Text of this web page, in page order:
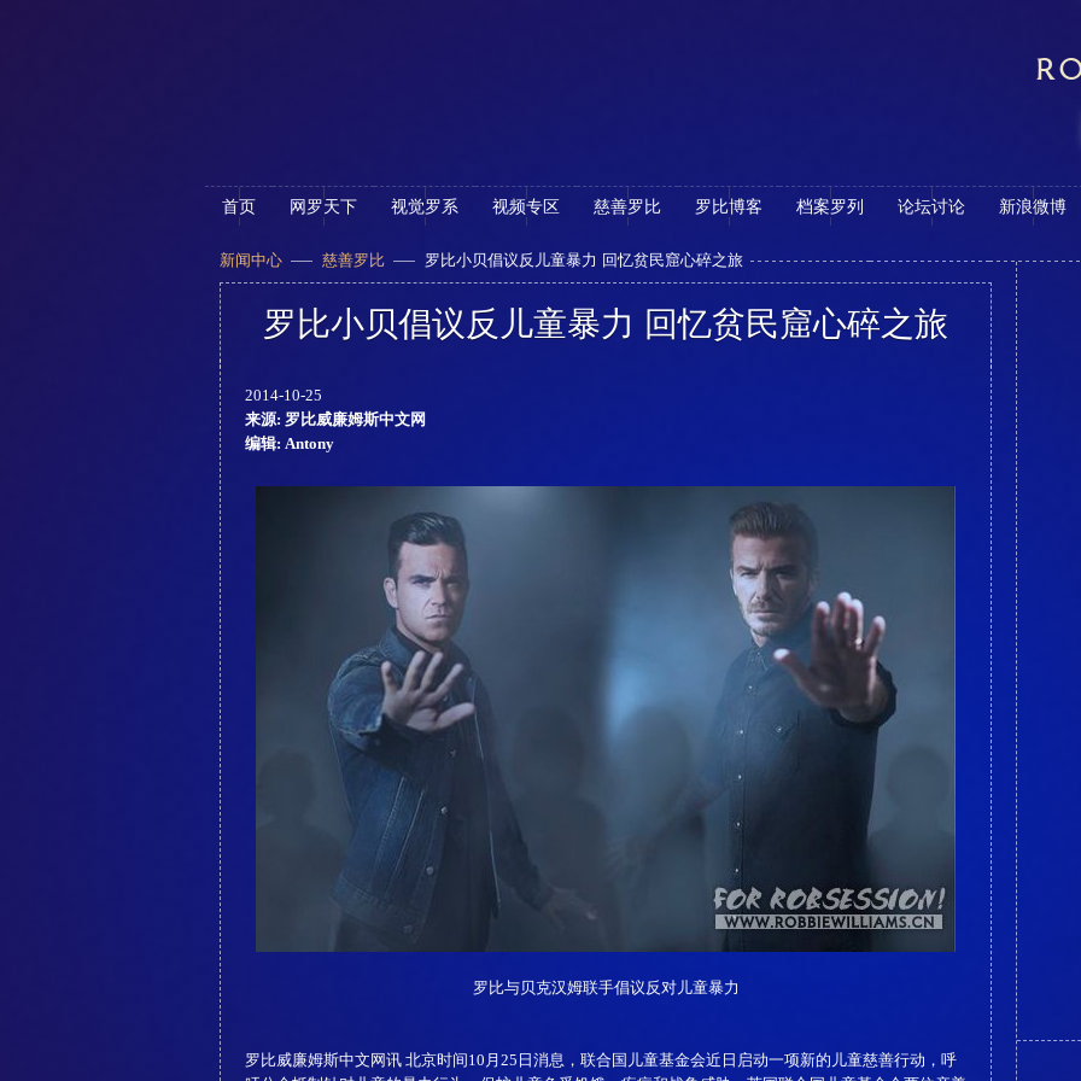
首页 网罗天下 视觉罗系 视频专区 慈善罗比 罗比博客 档案罗列 论坛讨论 新浪微博
新闻中心 慈善罗比 罗比小贝倡议反儿童暴力 回忆贫民窟心碎之旅
罗比小贝倡议反儿童暴力 回忆贫民窟心碎之旅
2014-10-25
来源: 罗比威廉姆斯中文网
编辑: Antony
罗比与贝克汉姆联手倡议反对儿童暴力
罗比威廉姆斯中文网讯 北京时间10月25日消息，联合国儿童基金会近日启动一项新的儿童慈善行动，呼